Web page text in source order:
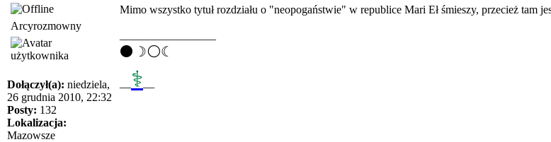
Arcyrozmowny
Dołączył(a): niedziela,
26 grudnia 2010, 22:32
Posty: 132
Lokalizacja:
Mazowsze
Mimo wszystko tytuł rozdziału o "neopogaństwie" w republice Mari Eł śmieszy, przecież tam
⚫☽⚪☾
⚕